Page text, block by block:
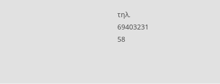
τηλ.
69403231
58